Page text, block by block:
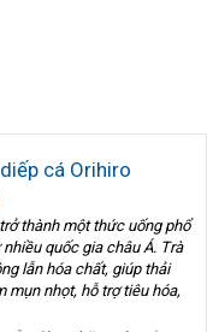
cá Orihiro
thành một thức uống phổ
quốc gia châu Á. Trà
lẫn hóa chất, giúp thải
mụn nhọt, hỗ trợ tiêu hóa,